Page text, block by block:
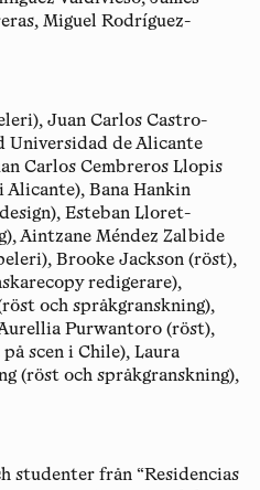
Miguel Rodríguez-
Juan Carlos Castro-
Universidad de Alicante
Carlos Cembreros Llopis
Bana Hankin
Esteban Lloret-
Aintzane Méndez Zalbide
Brooke Jackson (röst),
redigerare),
och språkgranskning),
Purwantoro (röst),
scen i Chile), Laura
(röst och språkgranskning),
studenter från “Residencias